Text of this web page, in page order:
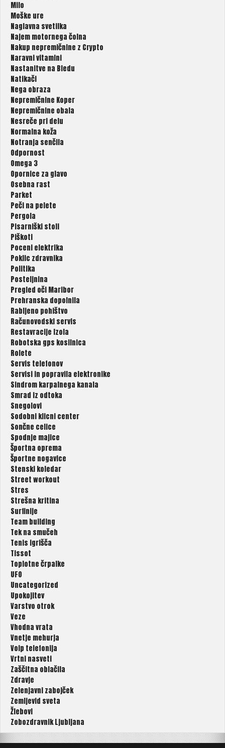
Milo
Moške ure
Naglavna svetilka
Najem motornega čolna
Nakup nepremičnine z Crypto
Naravni vitamini
Nastanitve na Bledu
Natikači
Nega obraza
Nepremičnine Koper
Nepremičnine obala
Nesreče pri delu
Normalna koža
Notranja senčila
Odpornost
Omega 3
Opornice za glavo
Osebna rast
Parket
Peči na pelete
Pergola
Pisarniški stoli
Piškoti
Poceni elektrika
Poklic zdravnika
Politika
Posteljnina
Pregled oči Maribor
Prehranska dopolnila
Rabljeno pohištvo
Računovodski servis
Restavracije Izola
Robotska gps kosilnica
Rolete
Servis telefonov
Servisi in popravila elektronike
Sindrom karpalnega kanala
Smrad iz odtoka
Snegolovi
Sodobni klicni center
Sončne celice
Spodnje majice
Športna oprema
Športne nogavice
Stenski koledar
Street workout
Stres
Strešna kritina
Surfinije
Team building
Tek na smučeh
Tenis igrišča
Tissot
Toplotne črpalke
UFO
Uncategorized
Upokojitev
Varstvo otrok
Veze
Vhodna vrata
Vnetje mehurja
Voip telefonija
Vrtni nasveti
Zaščitna oblačila
Zdravje
Zelenjavni zabojček
Zemljevid sveta
Žlebovi
Zobozdravnik Ljubljana